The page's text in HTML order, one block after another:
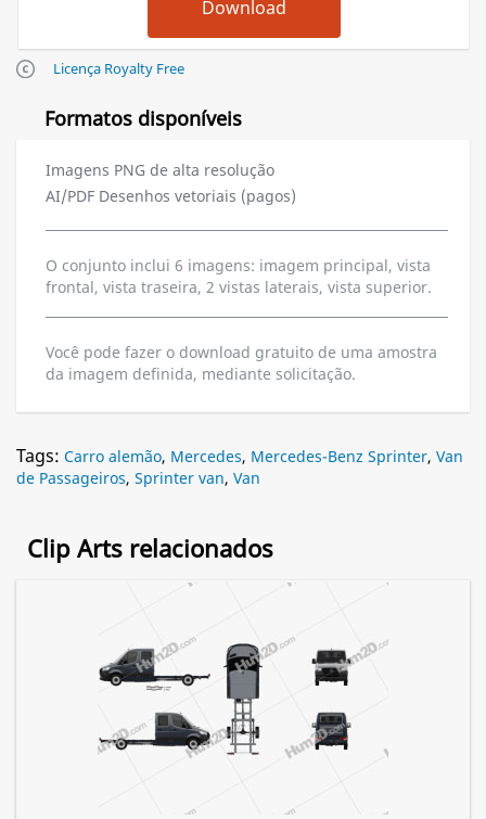
Licença Royalty Free
Formatos disponíveis
Imagens PNG de alta resolução
AI/PDF Desenhos vetoriais (pagos)
O conjunto inclui 6 imagens: imagem principal, vista
frontal, vista traseira, 2 vistas laterais, vista superior.
Você pode fazer o download gratuito de uma amostra
da imagem definida, mediante solicitação.
Tags: Carro alemão, Mercedes, Mercedes-Benz Sprinter, Van
de Passageiros, Sprinter van, Van
Clip Arts relacionados